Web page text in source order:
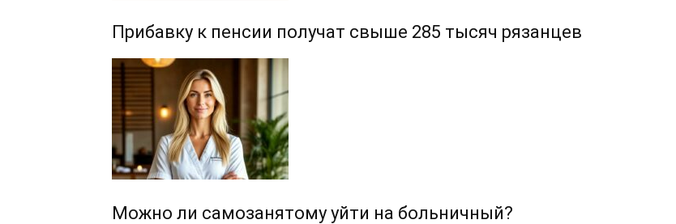
Прибавку к пенсии получат свыше 285 тысяч рязанцев
Можно ли самозанятому уйти на больничный?